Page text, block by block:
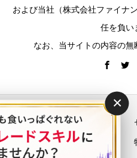
および当社（株式会社ファイナ
任を負い
なお、当サイトの内容の無
運営会社
プライバシーポリシー
×